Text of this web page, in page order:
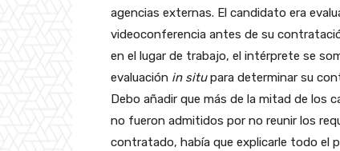
agencias externas. El candidato era
videoconferencia antes de su
en el lugar de trabajo, el intérprete se
evaluación in situpara determinar su
Debo añadir que más de la mitad de los
no fueron admitidos por no reunir los
contratado, había que explicarle todo el